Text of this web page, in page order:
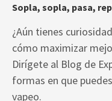
Sopla, sopla, pasa,
¿Aún tienes
cómo maximizar
Dirígete al Blog de
formas en que
vapeo.